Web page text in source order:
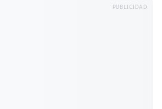
PUBLICIDAD